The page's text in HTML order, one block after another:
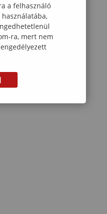
a felhasználó
ra, mert nem